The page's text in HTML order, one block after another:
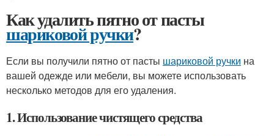
Как удалить пятно от пасты
шариковой ручки?
Если вы получили пятно от пасты шариковой ручки на
вашей одежде или мебели, вы можете использовать
несколько методов для его удаления.
1. Использование чистящего средства